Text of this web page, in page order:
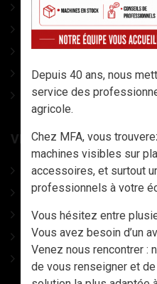
CONDITIONNEMENT
ACCESSOIRES DIVERS
OUTILS AVEC MANCHES
LAMES DE SCIES
CATALOGUE
VÊTEMENTS,
CHAUSSURES
VETEMENTS TRAVAIL & EPI
CASQUES DE PROTECTION
GANTS & MANCHETTES
DESTOCKAGE -
VESTES, TEE-SHIRTS, ETC..
Depuis 40 ans, nous
service des
agricole.
Chez MFA, vous
machines visibles sur
accessoires, et surtout
professionnels à votre
Vous hésitez entre
Vous avez besoin d’un
Venez nous rencontrer :
de vous renseigner et